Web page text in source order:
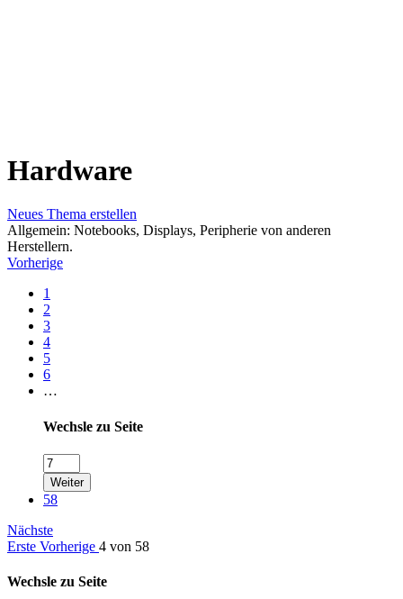
Hardware
Neues Thema erstellen
Allgemein: Notebooks, Displays, Peripherie von anderen
Herstellern.
Vorherige
1
2
3
4
5
6
…
Wechsle zu Seite
Weiter
58
Nächste
Erste Vorherige 4 von 58
Wechsle zu Seite